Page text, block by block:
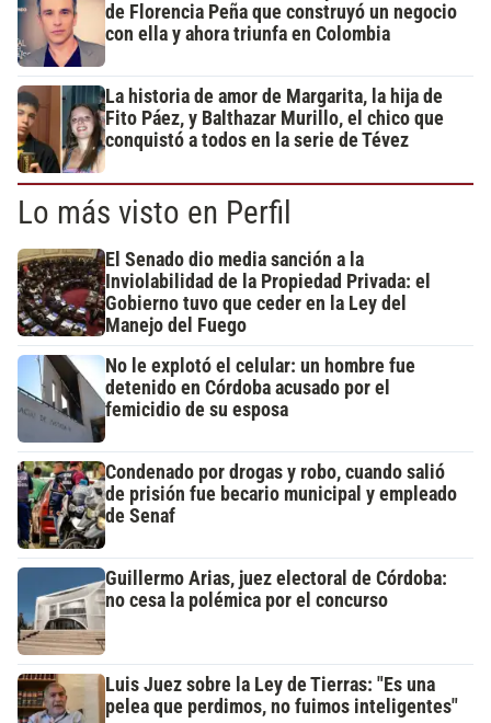
de Florencia Peña que construyó un negocio
con ella y ahora triunfa en Colombia
La historia de amor de Margarita, la hija de
Fito Páez, y Balthazar Murillo, el chico que
conquistó a todos en la serie de Tévez
Lo más visto en Perfil
El Senado dio media sanción a la
Inviolabilidad de la Propiedad Privada: el
Gobierno tuvo que ceder en la Ley del
Manejo del Fuego
No le explotó el celular: un hombre fue
detenido en Córdoba acusado por el
femicidio de su esposa
Condenado por drogas y robo, cuando salió
de prisión fue becario municipal y empleado
de Senaf
Guillermo Arias, juez electoral de Córdoba:
no cesa la polémica por el concurso
Luis Juez sobre la Ley de Tierras: "Es una
pelea que perdimos, no fuimos inteligentes"